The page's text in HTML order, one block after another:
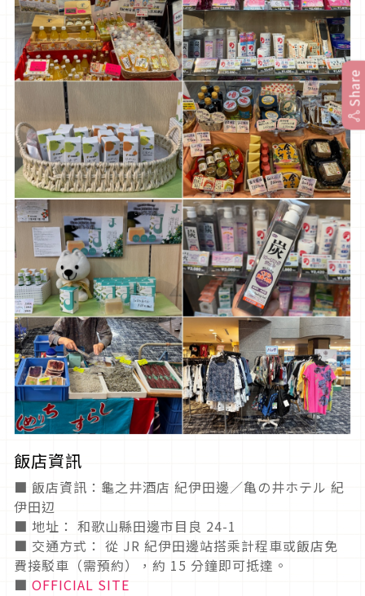
飯店資訊
■ 飯店資訊：龜之井酒店 紀伊田邊／亀の井ホテル 紀
伊田辺
■ 地址： 和歌山縣田邊市目良 24-1
■ 交通方式： 從 JR 紀伊田邊站搭乘計程車或飯店免
費接駁車（需預約），約 15 分鐘即可抵達。
■ OFFICIAL SITE
Share